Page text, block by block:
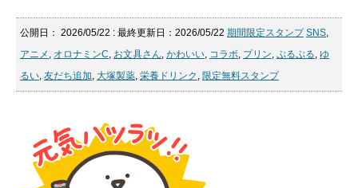
公開日： 2026/05/22 : 最終更新日：2026/05/22 期間限定スタンプ SNS,
アニメ , オロナミンC, お文具さん, かわいい, コラボ, プリン, ぷるぷる, ゆ
るい, 友だち追加, 大塚製薬, 栄養ドリンク , 限定無料スタンプ